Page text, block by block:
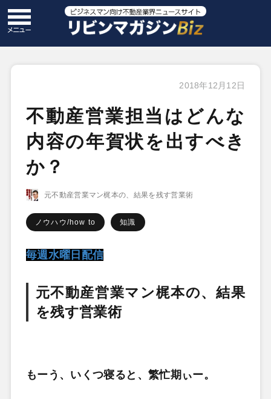
2018年12月12日
不動産営業担当はどんな
内容の年賀状を出すべき
か？
元不動産営業マン梶本の、結果を残す営業術
ノウハウ/how to 知識
毎週水曜日配信
元不動産営業マン梶本の、結果
を残す営業術
もーう、いくつ寝ると、繁忙期ぃー。